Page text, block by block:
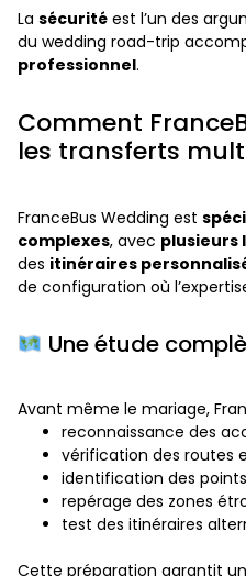
La sécurité est l’un des
du wedding road-trip
professionnel.
Comment
les transferts
FranceBus Wedding est
complexes, avec plusieurs
des itinéraires
de configuration où
Une étude
Avant même le mariage,
reconnaissance des
vérification des routes
identification des
repérage des zones
test des itinéraires
Cette préparation garantit